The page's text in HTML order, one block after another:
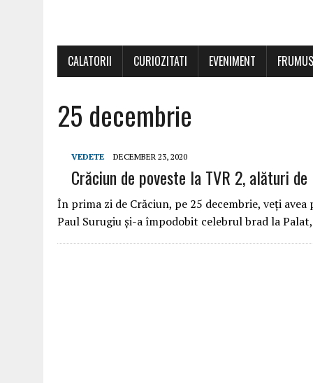
CALATORII CURIOZITATI EVENIMENT
25 decembrie
VEDETE DECEMBER 23, 2020
Crăciun de poveste la TVR 2, alături de
În prima zi de Crăciun, pe 25 decembrie, veți
Paul Surugiu și-a împodobit celebrul brad la